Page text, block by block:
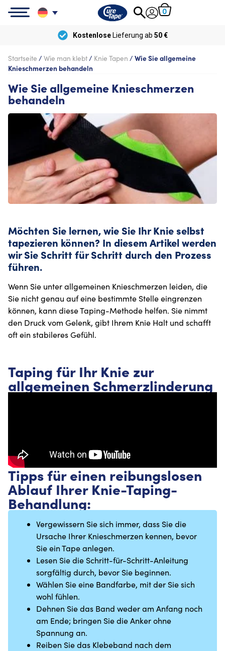
0
KostenloseLieferung ab 50 €
Startseite / Wie man klebt/ Knie Tapen / Wie Sie allgemeine
Knieschmerzen behandeln
Wie Sie allgemeine Knieschmerzen
behandeln
Möchten Sie lernen, wie Sie Ihr Knie selbst
tapezieren können? In diesem Artikel werden
wir Sie Schritt für Schritt durch den Prozess
führen.
Wenn Sie unter allgemeinen Knieschmerzen leiden, die
Sie nicht genau auf eine bestimmte Stelle eingrenzen
können, kann diese Taping-Methode helfen. Sie nimmt
den Druck vom Gelenk, gibt Ihrem Knie Halt und schafft
oft ein stabileres Gefühl.
Taping für Ihr Knie zur
allgemeinen Schmerzlinderung
Tipps für einen reibungslosen
Ablauf Ihrer Knie-Taping-
Behandlung:
Vergewissern Sie sich immer, dass Sie die
Ursache Ihrer Knieschmerzen kennen, bevor
Sie ein Tape anlegen.
Lesen Sie die Schritt-für-Schritt-Anleitung
sorgfältig durch, bevor Sie beginnen.
Wählen Sie eine Bandfarbe, mit der Sie sich
wohl fühlen.
Dehnen Sie das Band weder am Anfang noch
am Ende; bringen Sie die Anker ohne
Spannung an.
Reiben Sie das Klebeband nach dem